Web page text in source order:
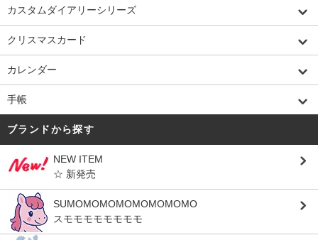
カスタムダイアリーシリーズ
クリスマスカード
カレンダー
手帳
ブランドから探す
NEW ITEM
☆ 新発売
SUMOMOMOMOMOMOMOMO
スモモモモモモモモ